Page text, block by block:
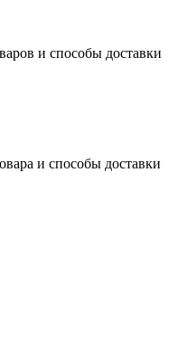
и способы доставки
и способы доставки